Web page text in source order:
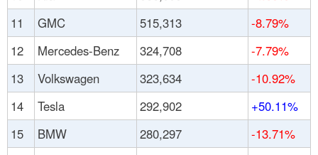
11
GMC 515,313
-8.79%
12
Mercedes-Benz 324,708
-7.79%
13
Volkswagen 323,634
-10.92%
14
Tesla 292,902
+50.11%
15
BMW 280,297
-13.71%